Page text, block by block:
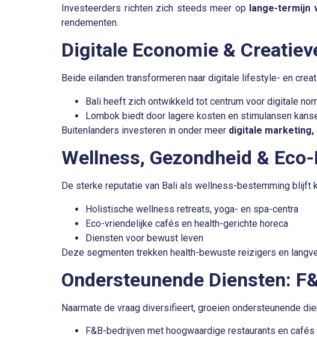
Investeerders richten zich steeds meer op lange-termijn
rendementen.
Digitale Economie &
Beide eilanden transformeren naar digitale lifestyle- en
Bali heeft zich ontwikkeld tot centrum voor digitale
Lombok biedt door lagere kosten en stimulansen
Buitenlanders investeren in onder meer digitale
Wellness, Gezondheid &
De sterke reputatie van Bali als wellness-bestemming blijft
Holistische wellness retreats, yoga- en spa-centra
Eco-vriendelijke cafés en health-gerichte horeca
Diensten voor bewust leven
Deze segmenten trekken health-bewuste reizigers en
Ondersteunende Diensten:
Naarmate de vraag diversifieert, groeien ondersteunende
F&B-bedrijven met hoogwaardige restaurants en cafés